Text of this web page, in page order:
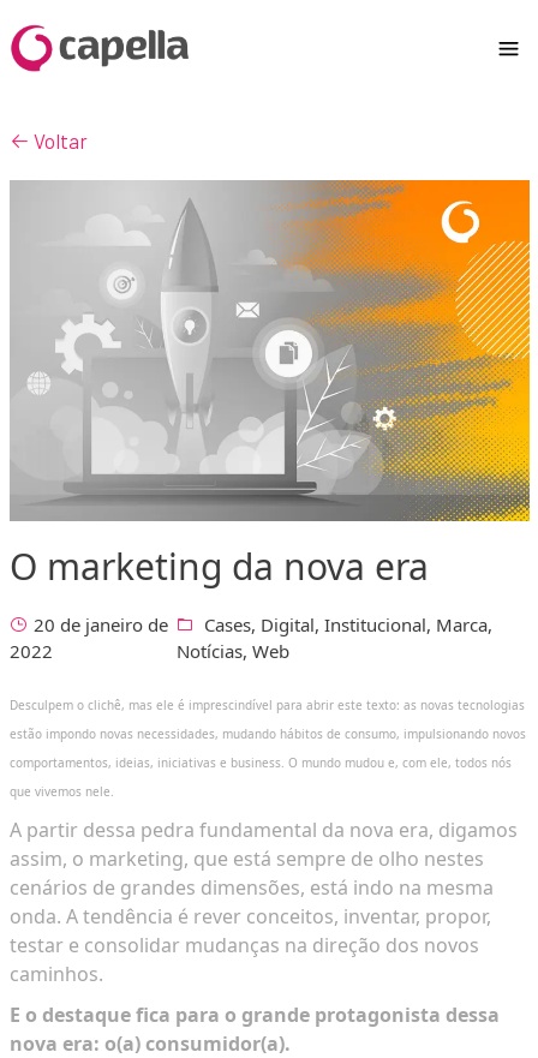
Voltar
O marketing da nova era
20 de janeiro de
2022
Cases, Digital,Institucional, Marca,
Notícias,Web
Desculpem o clichê, mas ele é imprescindível para abrir este texto: as novas tecnologias
estão impondo novas necessidades, mudando hábitos de consumo, impulsionando novos
comportamentos, ideias, iniciativas e business. O mundo mudou e, com ele, todos nós
que vivemos nele.
A partir dessa pedra fundamental da nova era, digamos
assim, o marketing, que está sempre de olho nestes
cenários de grandes dimensões, está indo na mesma
onda. A tendência é rever conceitos, inventar, propor,
testar e consolidar mudanças na direção dos novos
caminhos.
E o destaque fica para o grande protagonista dessa
nova era: o(a) consumidor(a).